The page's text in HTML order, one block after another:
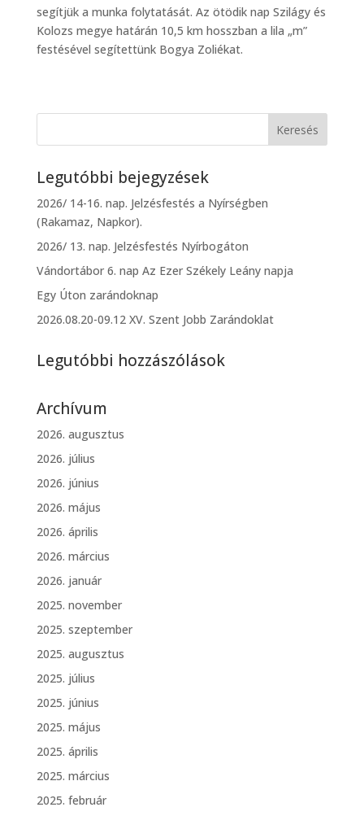
segítjük a munka folytatását. Az ötödik nap Szilágy és
Kolozs megye határán 10,5 km hosszban a lila „m”
festésével segítettünk Bogya Zoliékat.
Legutóbbi bejegyzések
2026/ 14-16. nap. Jelzésfestés a Nyírségben
(Rakamaz, Napkor).
2026/ 13. nap. Jelzésfestés Nyírbogáton
Vándortábor 6. nap Az Ezer Székely Leány napja
Egy Úton zarándoknap
2026.08.20-09.12 XV. Szent Jobb Zarándoklat
Legutóbbi hozzászólások
Archívum
2026. augusztus
2026. július
2026. június
2026. május
2026. április
2026. március
2026. január
2025. november
2025. szeptember
2025. augusztus
2025. július
2025. június
2025. május
2025. április
2025. március
2025. február